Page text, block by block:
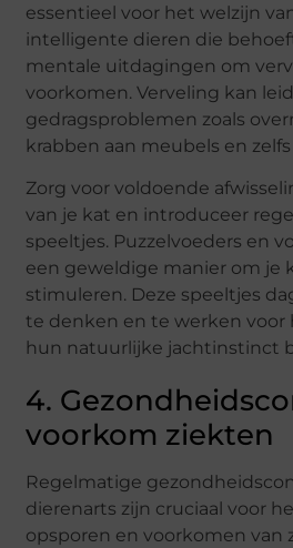
essentieel voor het welzijn
intelligente dieren die
mentale uitdagingen om
voorkomen. Verveling kan
gedragsproblemen zoals
krabben aan meubels en
Zorg voor voldoende
van je kat en introduceer
speeltjes. Puzzelvoeders en
een geweldige manier om je
stimuleren. Deze speeltjes
te denken en te werken voor
hun natuurlijke jachtinstinct
4.
voorkom ziekten
Regelmatige
dierenarts zijn cruciaal voor
opsporen en voorkomen van